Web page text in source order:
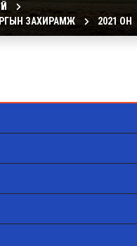
ЗАХИРАМЖ
2021 ОН